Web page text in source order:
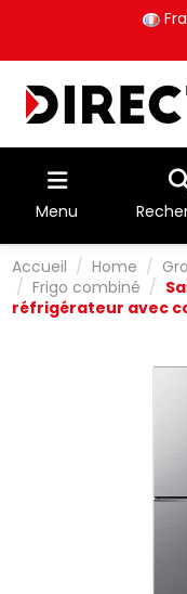
Menu
Accueil Home
Frigo combiné
réfrigérateur avec